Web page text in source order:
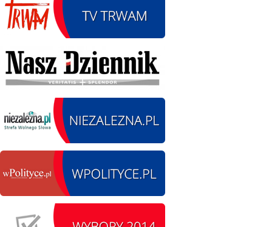
SIERPIEŃ
14
Kiernozkiego Dzika.
czytaj więcej
15
Wojska Polskiego.
Łódź
czytaj więcej
15.08.2026